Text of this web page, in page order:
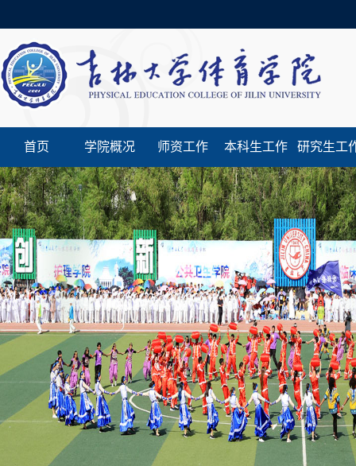
首页 学院概况 师资工作 本科生工作 研究生工